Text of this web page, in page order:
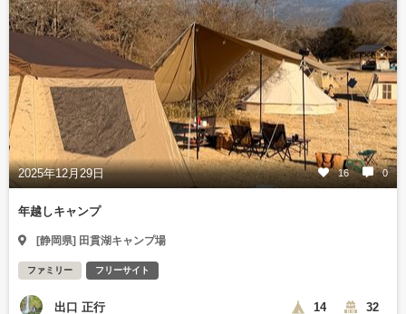
2025年12月29日 16 0
年越しキャンプ
[静岡県] 田貫湖キャンプ場
ファミリー フリーサイト
出口 正行 14 32